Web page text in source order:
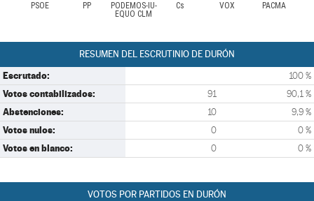
PSOE PP
PODEMOS-IU-
EQUO CLM
Cs VOX PACMA
RESUMEN DEL ESCRUTINIO DE DURÓN
Escrutado: 100 %
Votos contabilizados: 91 90,1 %
Abstenciones: 10 9,9 %
Votos nulos: 0 0 %
Votos en blanco: 0 0 %
VOTOS POR PARTIDOS EN DURÓN